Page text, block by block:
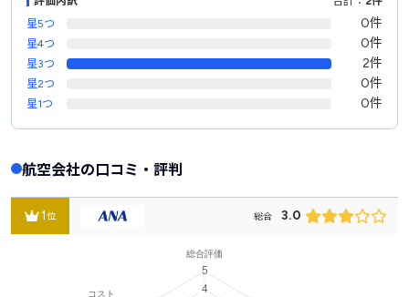
星5つ
0件
星4つ 0件
星3つ 2件
星2つ 0件
星1つ 0件
航空会社の口コミ・評判
1位 総合 3.0